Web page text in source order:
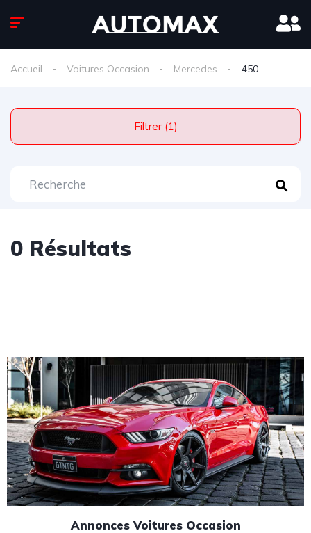
Accueil Voitures Occasion Mercedes 450
Filtrer (1)
0 Résultats
Annonces Voitures Occasion